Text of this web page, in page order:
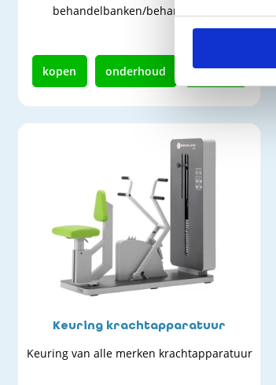
behandelbanken/behandeltafels
kopen onderhoud keuring
Keuring krachtapparatuur
Keuring van alle merken krachtapparatuur